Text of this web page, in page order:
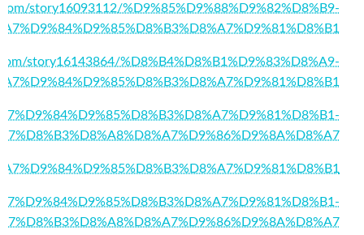
story16093112/%D9%85%D9%88%D9%82%D8%B9-
story16143864/%D8%B4%D8%B1%D9%83%D8%A9-